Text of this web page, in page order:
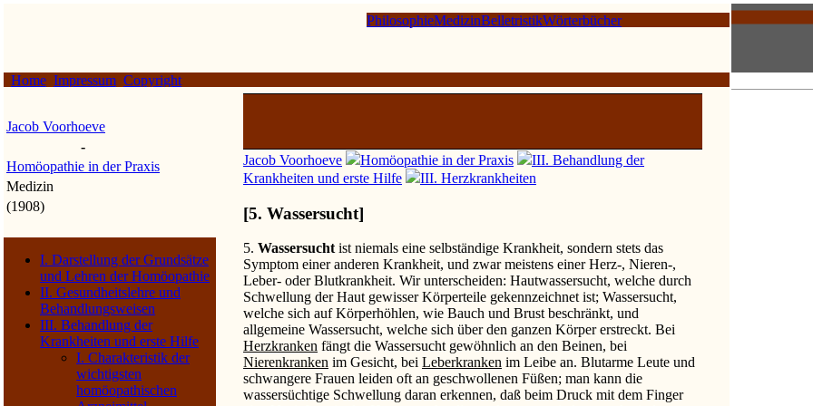
PhilosophieMedizinBelletristikWörterbücher
Home Impressum Copyright
Jacob Voorhoeve
-
Homöopathie in der Praxis
Medizin
(1908)
I. Darstellung der Grundsätze
und Lehren der Homöopathie
II. Gesundheitslehre und
Behandlungsweisen
III. Behandlung der
Krankheiten und erste Hilfe
I. Charakteristik der
wichtigsten
homöopathischen
Jacob Voorhoeve Homöopathie in der Praxis
III. Behandlung der
Krankheiten und erste Hilfe
III. Herzkrankheiten
[5. Wassersucht]
5. Wassersuchtist niemals eine selbständige Krankheit, sondern stets das
Symptom einer anderen Krankheit, und zwar meistens einer Herz-, Nieren-,
Leber- oder Blutkrankheit. Wir unterscheiden: Hautwassersucht, welche durch
Schwellung der Haut gewisser Körperteile gekennzeichnet ist; Wassersucht,
welche sich auf Körperhöhlen, wie Bauch und Brust beschränkt, und
allgemeine Wassersucht, welche sich über den ganzen Körper erstreckt. Bei
Herzkranken fängt die Wassersucht gewöhnlich an den Beinen, bei
Nierenkranken im Gesicht, bei Leberkranken im Leibe an. Blutarme Leute und
schwangere Frauen leiden oft an geschwollenen Füßen; man kann die
wassersüchtige Schwellung daran erkennen, daß beim Druck mit dem Finger